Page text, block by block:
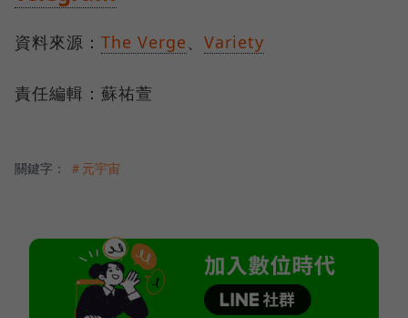
資料來源： The Verge、 Variety
責任編輯：蘇祐萱
關鍵字： ＃元宇宙